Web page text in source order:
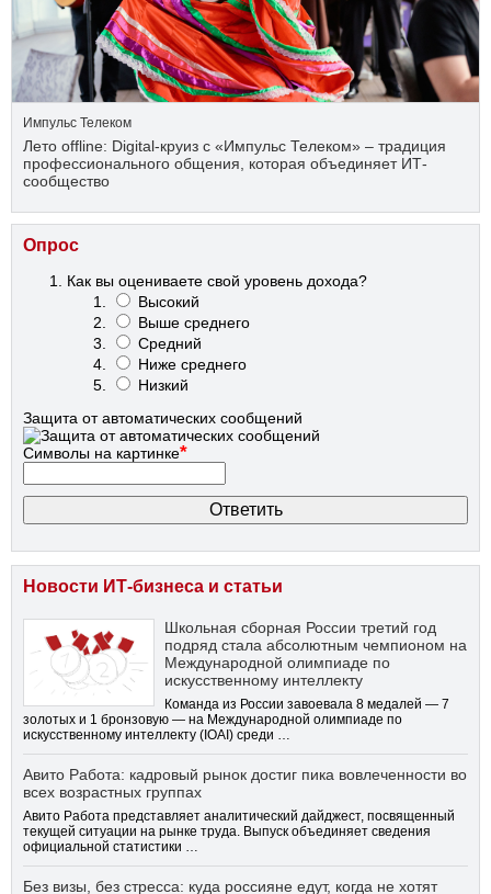
Импульс Телеком
Лето offline: Digital-круиз с «Импульс Телеком» – традиция
профессионального общения, которая объединяет ИТ-
сообщество
Опрос
Как вы оцениваете свой уровень дохода?
Высокий
Выше среднего
Средний
Ниже среднего
Низкий
Защита от автоматических сообщений
Символы на картинке*
Новости ИТ-бизнеса и статьи
Школьная сборная России третий год
подряд стала абсолютным чемпионом на
Международной олимпиаде по
искусственному интеллекту
Команда из России завоевала 8 медалей — 7
золотых и 1 бронзовую — на Международной олимпиаде по
искусственному интеллекту (IOAI) среди …
Авито Работа: кадровый рынок достиг пика вовлеченности во
всех возрастных группах
Авито Работа представляет аналитический дайджест, посвященный
текущей ситуации на рынке труда. Выпуск объединяет сведения
официальной статистики …
Без визы, без стресса: куда россияне едут, когда не хотят